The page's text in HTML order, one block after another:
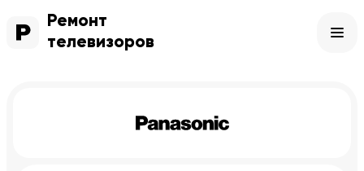
Ремонт
телевизоров